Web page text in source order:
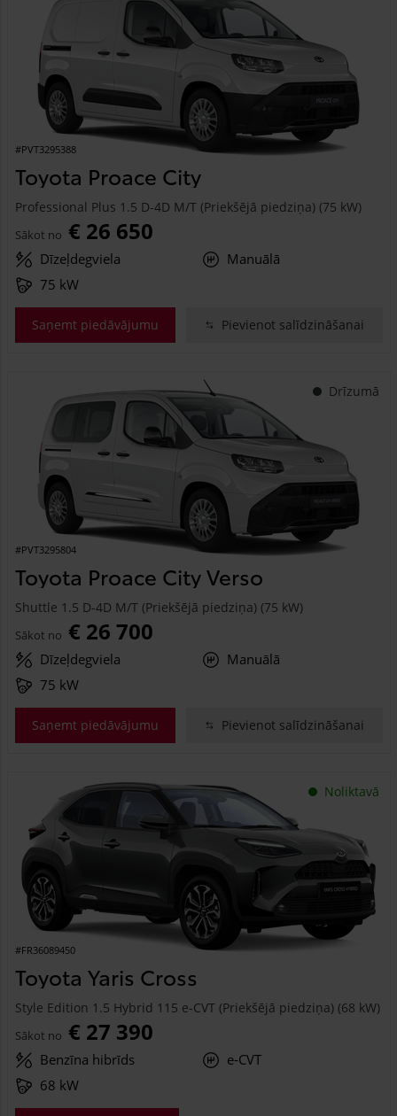
#PVT3295388
Toyota Proace City
Professional Plus 1.5 D-4D M/T (Priekšējā piedziņa) (75 kW)
Sākot no € 26 650
Dīzeļdegviela
Manuālā
75 kW
Saņemt piedāvājumu Pievienot salīdzināšanai
Drīzumā
#PVT3295804
Toyota Proace City Verso
Shuttle 1.5 D-4D M/T (Priekšējā piedziņa) (75 kW)
Sākot no € 26 700
Dīzeļdegviela
Manuālā
75 kW
Saņemt piedāvājumu Pievienot salīdzināšanai
Noliktavā
#FR36089450
Toyota Yaris Cross
Style Edition 1.5 Hybrid 115 e-CVT (Priekšējā piedziņa) (68 kW)
Sākot no € 27 390
Benzīna hibrīds
e-CVT
68 kW